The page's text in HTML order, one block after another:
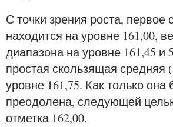
С точки зрения роста, первое
находится на уровне 161,00,
диапазона на уровне 161,45 и
простая скользящая средняя
уровне 161,75. Как только она
преодолена, следующей
отметка 162,00.